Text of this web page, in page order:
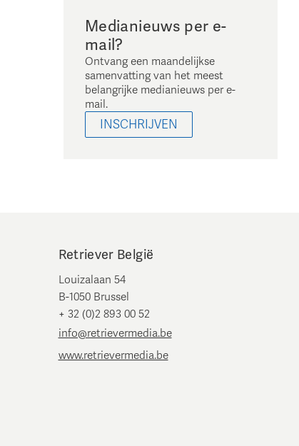
Medianieuws per e-
mail?
Ontvang een maandelijkse
samenvatting van het meest
belangrijke medianieuws per e-
mail.
INSCHRIJVEN
Retriever België
Louizalaan 54
B-1050 Brussel
+ 32 (0)2 893 00 52
info@retrievermedia.be
www.retrievermedia.be